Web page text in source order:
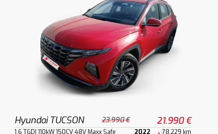
Hyundai TUCSON 23.990 € 21.990 €
1.6 TGDI 110kW 150CV 48V Maxx Safe 2022 78.229 km